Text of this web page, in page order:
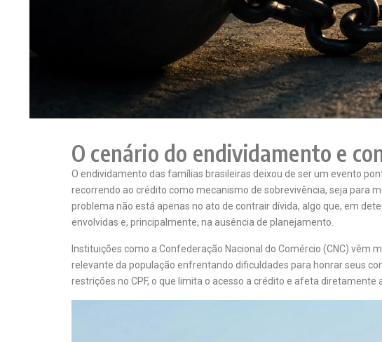
O cenário do endividamento e
O endividamento das famílias brasileiras deixou de ser um evento
recorrendo ao crédito como mecanismo de sobrevivência, seja para
problema não está apenas no ato de contrair dívida, algo que, em
envolvidas e, principalmente, na ausência de planejamento.
Instituições como a Confederação Nacional do Comércio (CNC) vêm
relevante da população enfrentando dificuldades para honrar seus
restrições no CPF, o que limita o acesso a crédito e afeta diretamente